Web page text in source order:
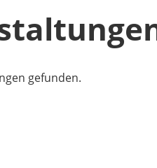
gefunden.